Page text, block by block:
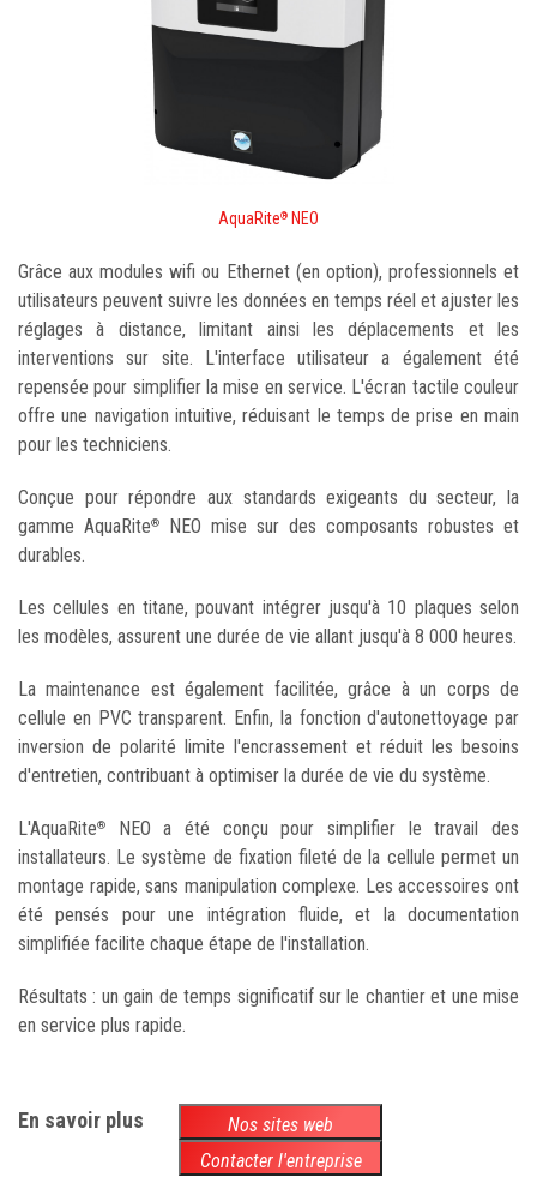
AquaRite® NEO
Grâce aux modules wifi ou Ethernet (en option), professionnels et
utilisateurs peuvent suivre les données en temps réel et ajuster les
réglages à distance, limitant ainsi les déplacements et les
interventions sur site. L'interface utilisateur a également été
repensée pour simplifier la mise en service. L'écran tactile couleur
offre une navigation intuitive, réduisant le temps de prise en main
pour les techniciens.
Conçue pour répondre aux standards exigeants du secteur, la
gamme AquaRite®
NEO mise sur des composants robustes et
durables.
Les cellules en titane, pouvant intégrer jusqu'à 10 plaques selon
les modèles, assurent une durée de vie allant jusqu'à 8 000 heures.
La maintenance est également facilitée, grâce à un corps de
cellule en PVC transparent. Enfin, la fonction d'autonettoyage par
inversion de polarité limite l'encrassement et réduit les besoins
d'entretien, contribuant à optimiser la durée de vie du système.
L'AquaRite®
NEO a été conçu pour simplifier le travail des
installateurs. Le système de fixation fileté de la cellule permet un
montage rapide, sans manipulation complexe. Les accessoires ont
été pensés pour une intégration fluide, et la documentation
simplifiée facilite chaque étape de l'installation.
Résultats : un gain de temps significatif sur le chantier et une mise
en service plus rapide.
En savoir plus
Nos sites web
Contacter l'entreprise